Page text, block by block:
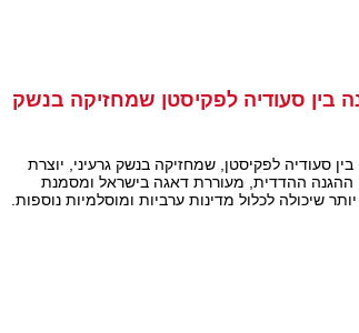
בין סעודיה לפקיסטן שמחזיקה בנשק
סעודיה לפקיסטן, שמחזיקה בנשק גרעיני, יוצרת
ההגנה ההדדית, מעוררת דאגה בישראל ומסמנת
שיכולה לכלול מדינות ערביות ומוסלמיות נוספות.